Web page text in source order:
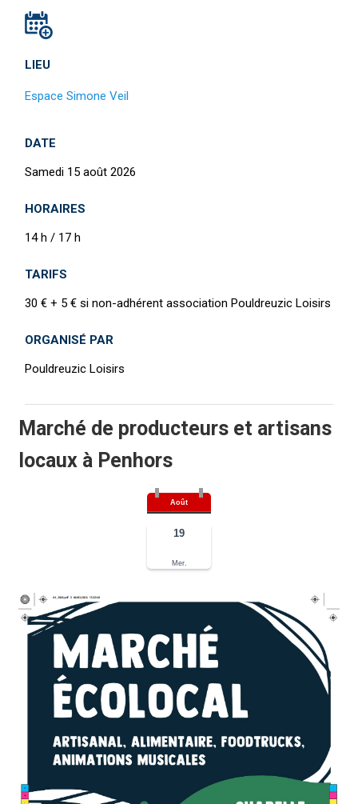
LIEU
Espace Simone Veil
DATE
Samedi 15 août 2026
HORAIRES
14 h / 17 h
TARIFS
30 € + 5 € si non-adhérent association Pouldreuzic Loisirs
ORGANISÉ PAR
Pouldreuzic Loisirs
Marché de producteurs et artisans
locaux à Penhors
Août
19
Mer.